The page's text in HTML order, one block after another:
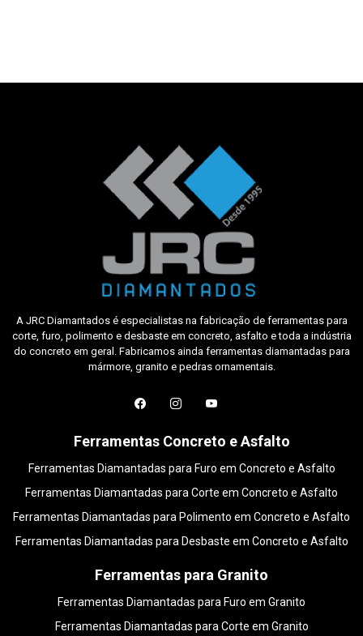
A JRC Diamantados é especialistas na fabricação de ferramentas para
corte, furo, polimento e desbaste em concreto, asfalto e toda a indústria
do concreto em geral. Fabricamos ainda ferramentas diamantadas para
mármore, granito e pedras ornamentais.
Ferramentas Concreto e Asfalto
Ferramentas Diamantadas para Furo em Concreto e Asfalto
Ferramentas Diamantadas para Corte em Concreto e Asfalto
Ferramentas Diamantadas para Polimento em Concreto e Asfalto
Ferramentas Diamantadas para Desbaste em Concreto e Asfalto
Ferramentas para Granito
Ferramentas Diamantadas para Furo em Granito
Ferramentas Diamantadas para Corte em Granito